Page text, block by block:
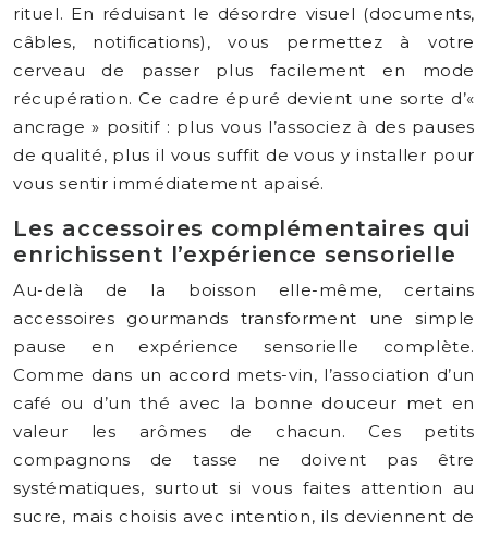
rituel. En réduisant le désordre visuel (documents,
câbles, notifications), vous permettez à votre
cerveau de passer plus facilement en mode
récupération. Ce cadre épuré devient une sorte d’«
ancrage » positif : plus vous l’associez à des pauses
de qualité, plus il vous suffit de vous y installer pour
vous sentir immédiatement apaisé.
Les accessoires complémentaires qui
enrichissent l’expérience sensorielle
Au-delà de la boisson elle-même, certains
accessoires gourmands transforment une simple
pause en expérience sensorielle complète.
Comme dans un accord mets-vin, l’association d’un
café ou d’un thé avec la bonne douceur met en
valeur les arômes de chacun. Ces petits
compagnons de tasse ne doivent pas être
systématiques, surtout si vous faites attention au
sucre, mais choisis avec intention, ils deviennent de